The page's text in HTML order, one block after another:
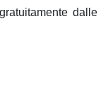
dalle